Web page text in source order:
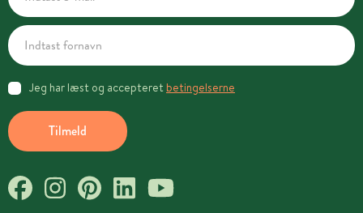
Tilmeld
Jeg har læst og accepteret betingelserne